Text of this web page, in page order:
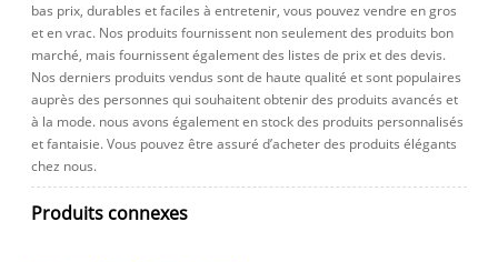
bas prix, durables et faciles à entretenir, vous pouvez vendre en gros
et en vrac. Nos produits fournissent non seulement des produits bon
marché, mais fournissent également des listes de prix et des devis.
Nos derniers produits vendus sont de haute qualité et sont populaires
auprès des personnes qui souhaitent obtenir des produits avancés et
à la mode. nous avons également en stock des produits personnalisés
et fantaisie. Vous pouvez être assuré d’acheter des produits élégants
chez nous.
Produits connexes